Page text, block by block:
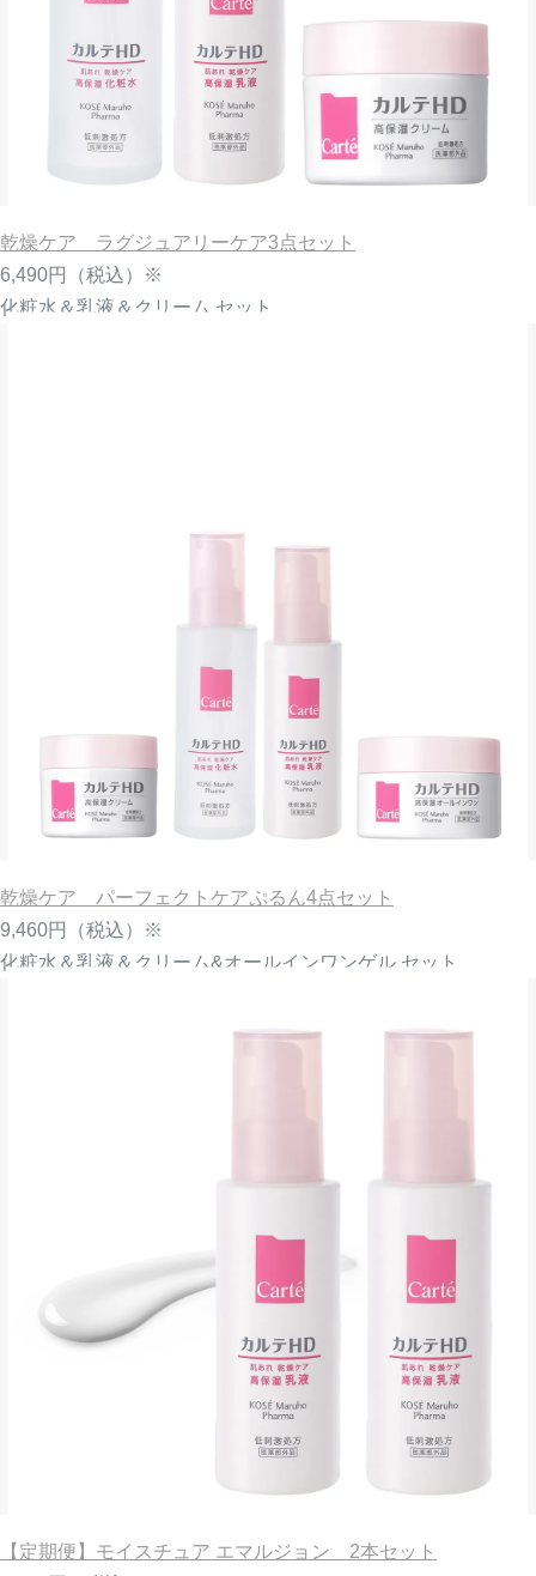
乾燥ケア ラグジュアリーケア3点セット
6,490円
（税込）※
化粧水＆乳液＆クリーム セット
乾燥ケア パーフェクトケアぷるん4点セット
9,460円
（税込）※
化粧水＆乳液＆クリーム&オールインワンゲル セット
【定期便】モイスチュア エマルジョン 2本セット